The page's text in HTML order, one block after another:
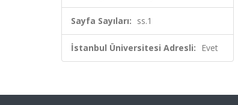
Sayfa Sayıları: ss.1
İstanbul Üniversitesi Adresli: Evet